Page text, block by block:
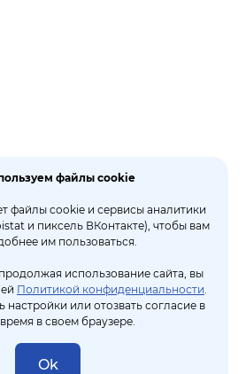
файлы cookie
файлы cookie и сервисы аналитики
и пиксель ВКонтакте), чтобы вам
им пользоваться.
использование сайта, вы
Политикой конфиденциальности.
или отозвать согласие в
в своем браузере.
Ok